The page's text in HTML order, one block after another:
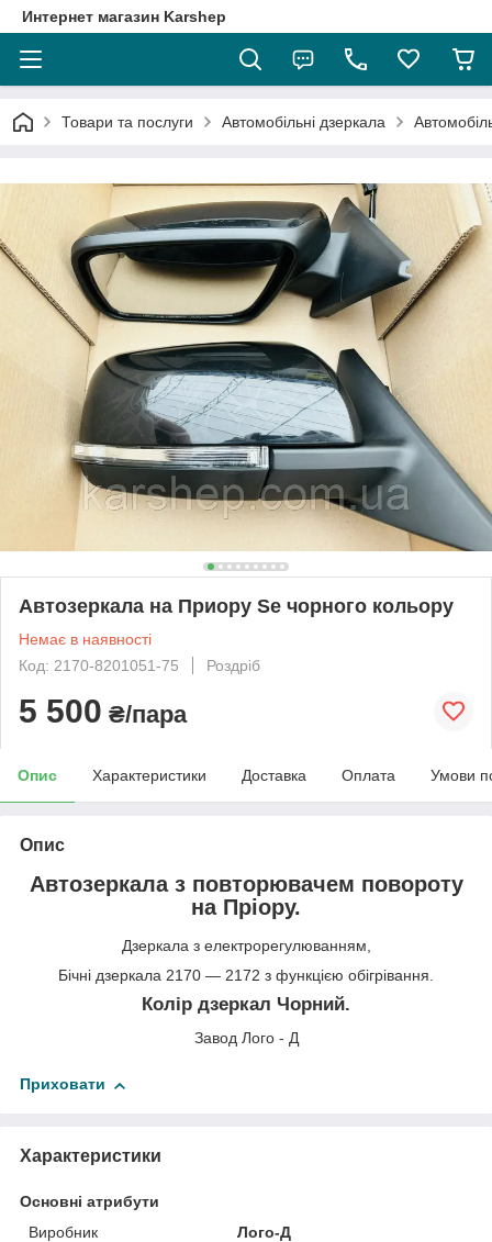
Интернет магазин Karshep
Товари та послуги Автомобільні дзеркала
Автозеркала на Приору Se чорного кольору
Немає в наявності
Код: 2170-8201051-75
Роздріб
5 500 ₴/пара
Опис Характеристики Доставка Оплата Умови
Опис
Автозеркала з повторювачем повороту
на Пріору.
Дзеркала з електрорегулюванням,
Бічні дзеркала 2170 — 2172 з функцією обігрівання.
Колір дзеркал Чорний.
Завод Лого - Д
Приховати
Характеристики
Основні атрибути
Виробник
Лого-Д